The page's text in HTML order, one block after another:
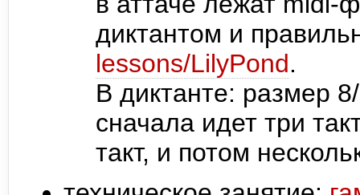
диктантом и
lessons/LilyPond.
В диктанте: размер
сначала идет три
такт, и потом